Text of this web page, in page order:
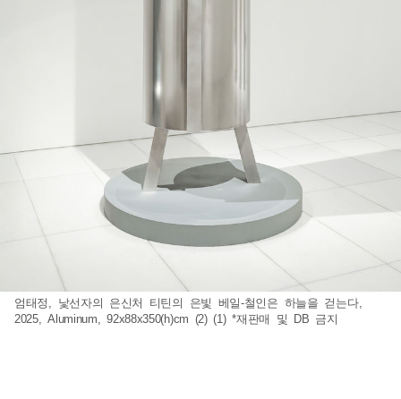
엄태정, 낯선자의 은신처 티틴의 은빛 베일-철인은 하늘을 걷는다,
2025, Aluminum, 92x88x350(h)cm (2) (1) *재판매 및 DB 금지